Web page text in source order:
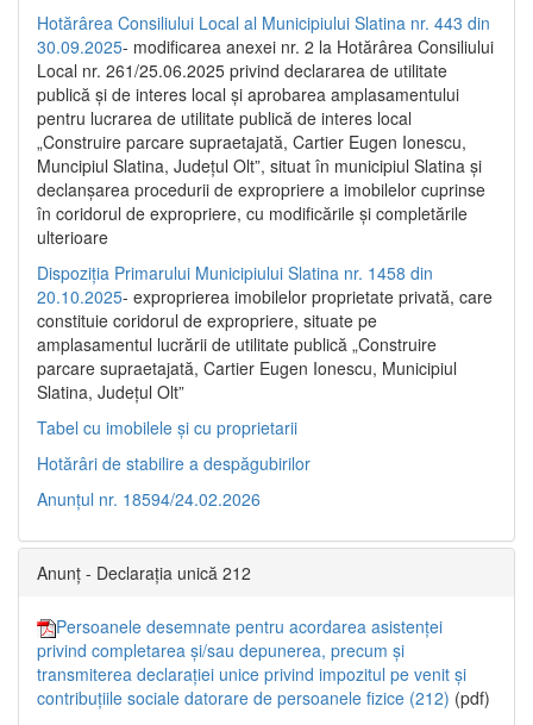
Hotărârea Consiliului Local al Municipiului Slatina nr. 443 din
30.09.2025- modificarea anexei nr. 2 la Hotărârea Consiliului
Local nr. 261/25.06.2025 privind declararea de utilitate
publică şi de interes local şi aprobarea amplasamentului
pentru lucrarea de utilitate publică de interes local
„Construire parcare supraetajată, Cartier Eugen Ionescu,
Muncipiul Slatina, Judeţul Olt”, situat în municipiul Slatina şi
declanşarea procedurii de expropriere a imobilelor cuprinse
în coridorul de expropriere, cu modificările şi completările
ulterioare
Dispoziția Primarului Municipiului Slatina nr. 1458 din
20.10.2025- exproprierea imobilelor proprietate privată, care
constituie coridorul de expropriere, situate pe
amplasamentul lucrării de utilitate publică „Construire
parcare supraetajată, Cartier Eugen Ionescu, Municipiul
Slatina, Județul Olt”
Tabel cu imobilele și cu proprietarii
Hotărâri de stabilire a despăgubirilor
Anunțul nr. 18594/24.02.2026
Anunț - Declarația unică 212
Persoanele desemnate pentru acordarea asistenței
privind completarea și/sau depunerea, precum și
transmiterea declarației unice privind impozitul pe venit și
contribuțiile sociale datorare de persoanele fizice (212) (pdf)